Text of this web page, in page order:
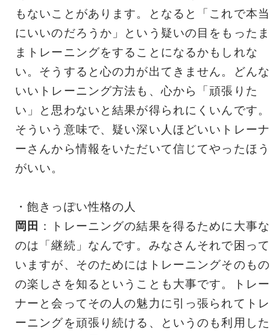
もないことがあります。となると「これで本当
にいいのだろうか」という疑いの目をもったま
まトレーニングをすることになるかもしれな
い。そうすると心の力が出てきません。どんな
いいトレーニング方法も、心から「頑張りた
い」と思わないと結果が得られにくいんです。
そういう意味で、疑い深い人ほどいいトレーナ
ーさんから情報をいただいて信じてやったほう
がいい。
・飽きっぽい性格の人
岡田
：トレーニングの結果を得るために大事な
のは「継続」なんです。みなさんそれで困って
いますが、そのためにはトレーニングそのもの
の楽しさを知るということも大事です。トレー
ナーと会ってその人の魅力に引っ張られてトレ
ーニングを頑張り続ける、というのも利用した